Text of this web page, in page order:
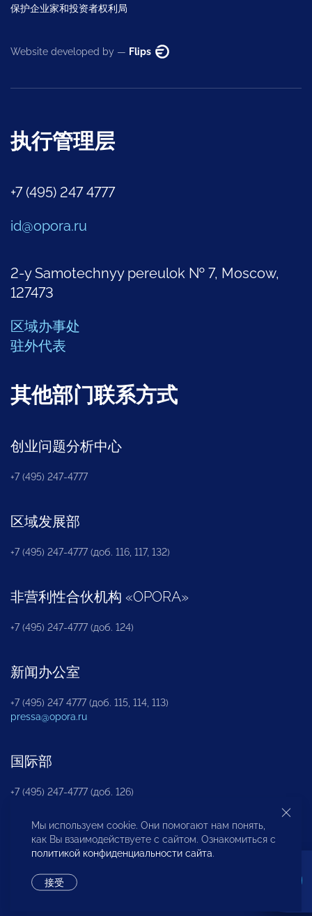
保护企业家和投资者权利局
Website developed by — Flips
执行管理层
+7 (495) 247 4777
id@opora.ru
2-y Samotechnyy pereulok № 7, Moscow,
127473
区域办事处
驻外代表
其他部门联系方式
创业问题分析中心
+7 (495) 247-4777
区域发展部
+7 (495) 247-4777 (доб. 116, 117, 132)
非营利性合伙机构 «OPORA»
+7 (495) 247-4777 (доб. 124)
新闻办公室
+7 (495) 247 4777 (доб. 115, 114, 113)
pressa@opora.ru
国际部
+7 (495) 247-4777 (доб. 126)
商投权益保护部
Мы используем cookie. Они помогают нам понять,
как Вы взаимодействуете с сайтом. Ознакомиться с
политикой конфиденциальности сайта.
接受